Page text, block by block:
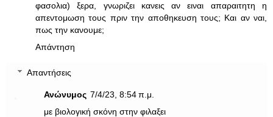
φασολια) ξερα, γνωριζει κανεις αν ειναι απαραιτητη η
απεντομωση τους πριν την αποθηκευση τους; Και αν ναι,
πως την κανουμε;
Απάντηση
Απαντήσεις
Ανώνυμος 7/4/23, 8:54 π.μ.
με βιολογική σκόνη στην φιλαξει